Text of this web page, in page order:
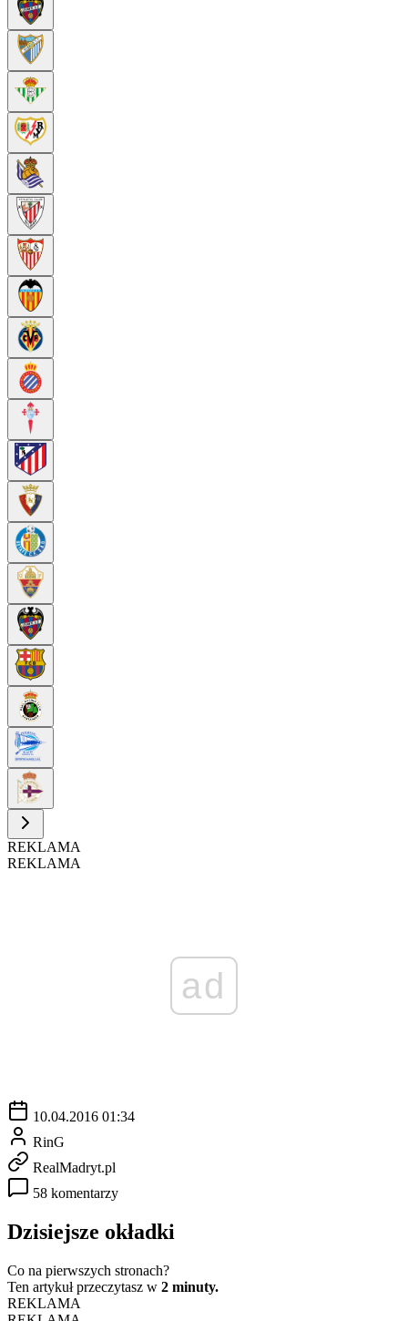
REKLAMA
REKLAMA
ad
10.04.2016 01:34
RinG
RealMadryt.pl
58 komentarzy
Dzisiejsze okładki
Co na pierwszych stronach?
Ten artykuł przeczytasz w 2 minuty.
REKLAMA